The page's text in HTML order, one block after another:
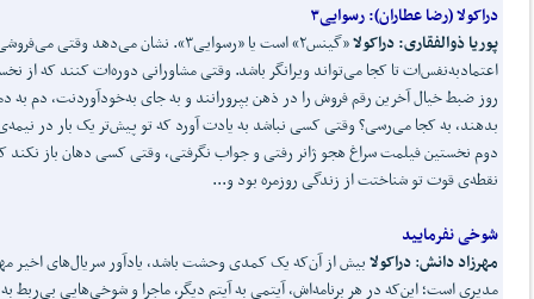
دراکولا (رضا عطاران):رسوایی۳
پوریا ذوالفقاری: دراکولا
«گینس۲» است یا «رسوایی۳». نشان می‌دهد وقتی
اعتمادبه‌نفس‌ات تا کجا می‌تواند ویرانگر باشد. وقتی مشاورانی دوره‌ات ‌کنند که از
روز ضبط خیال آخرین رقم فروش را در ذهن بپرورانند و به جای به‌خودآوردنت، دم به
بدهند، به کجا می‌رسی؟ وقتی کسی نباشد به یادت آورد که تو پیش‌تر یک بار در
دوم نخستین فیلمت سراغ هجو ژانر رفتی و جواب نگرفتی، وقتی کسی دهان باز نکند
نقطه‌ی قوت تو شناختت از زندگی روزمره بود و...
شوخی نفرمایید
مهرزاد دانش:دراکولابیش از آن‌که یک کمدی وحشت باشد، یادآور سریال‌های اخیر
مدیری است؛ این‌که در هر برنامه‌اش، آیتمی به آیتم دیگر، ماجرا و شوخی‌هایی بی‌ربط به